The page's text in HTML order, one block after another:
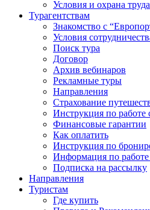
Условия и охрана труда
Турагентствам
Знакомство с
Условия
Поиск тура
Договор
Архив вебинаров
Рекламные туры
Направления
Страхование
Инструкция по работе
Финансовые гарантии
Как оплатить
Инструкция по
Информация по работе
Подписка на рассылку
Направления
Туристам
Где купить